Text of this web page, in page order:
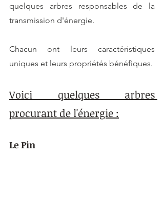
quelques arbres responsables de la
transmission d'énergie.
Chacun ont leurs caractéristiques
uniques et leurs propriétés bénéfiques.
Voici quelques arbres
procurant de l'énergie :
Le Pin